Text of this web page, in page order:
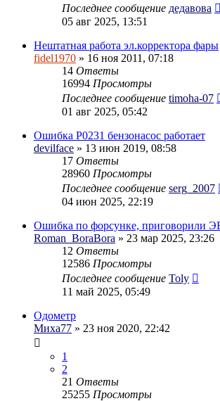
Последнее сообщение дедавова
05 авг 2025, 13:51
Нештатная работа эл.корректора фары
fidel1970 » 16 ноя 2011, 07:18
14 Ответы
16994 Просмотры
Последнее сообщение timoha-07
01 авг 2025, 05:42
Ошибка Р0231 бензонасос работает
devilface » 13 июн 2019, 08:58
17 Ответы
28960 Просмотры
Последнее сообщение serg_2007
04 июн 2025, 22:19
Ошибка по форсунке, приговорили
Roman_BoraBora » 23 мар 2025, 23:26
12 Ответы
12586 Просмотры
Последнее сообщение Toly
11 май 2025, 05:49
Одометр
Миха77 » 23 ноя 2020, 22:42
1
2
21 Ответы
25255 Просмотры